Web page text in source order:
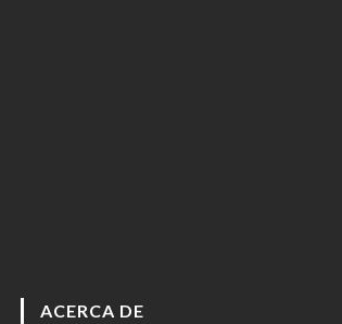
ACERCA DE